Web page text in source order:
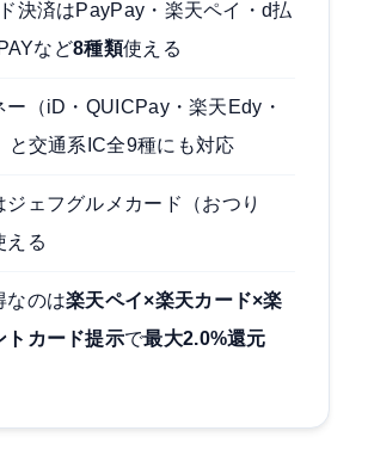
決済はPayPay・楽天ペイ・d払
など8種類使える
ー（iD・QUICPay・楽天Edy・
と交通系IC全9種にも対応
ジェフグルメカード（おつり
える
なのは楽天ペイ×楽天カード×楽
トカード提示で最大2.0%還元